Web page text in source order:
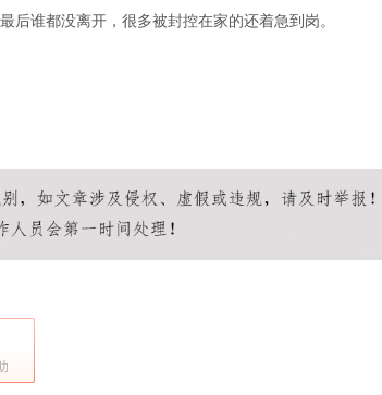
谁都没离开，很多被封控在家的还着急到岗。